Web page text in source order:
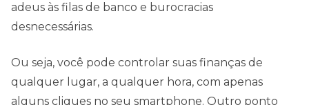
adeus às filas de banco e burocracias
desnecessárias.
Ou seja, você pode controlar suas finanças de
qualquer lugar, a qualquer hora, com apenas
alguns cliques no seu smartphone. Outro ponto